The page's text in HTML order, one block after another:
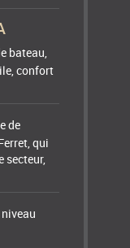
bateau,
confort
de
qui
secteur,